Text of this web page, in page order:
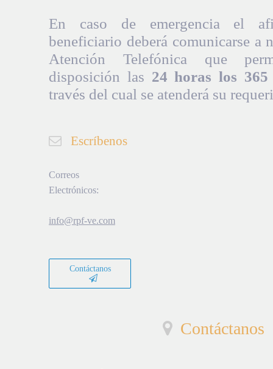
En caso de emergencia el
beneficiario deberá comunicarse a
Atención Telefónica que
disposición las 24 horas los
través del cual se atenderá su
Escríbenos
Correos
Electrónicos:
info@rpf-ve.com
Contáctanos
Contáctanos